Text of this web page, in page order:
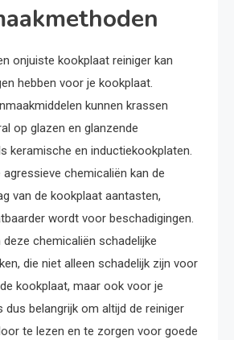
onjuiste kookplaat reiniger kan
hebben voor je kookplaat.
kunnen krassen
op glazen en glanzende
keramische en inductiekookplaten.
chemicaliën kan de
van de kookplaat aantasten,
wordt voor beschadigingen.
deze chemicaliën schadelijke
die niet alleen schadelijk zijn voor
kookplaat, maar ook voor je
dus belangrijk om altijd de reiniger
te lezen en te zorgen voor goede